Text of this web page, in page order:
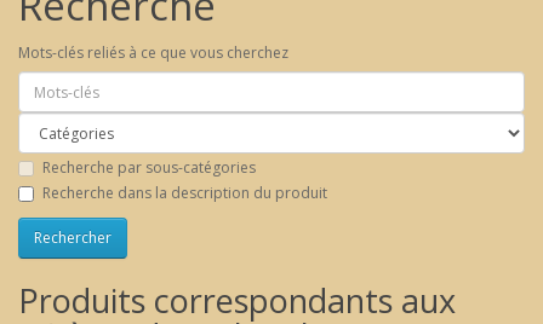
Mots-clés reliés à ce que vous cherchez
Recherche par sous-catégories
Recherche dans la description du produit
Produits correspondants aux